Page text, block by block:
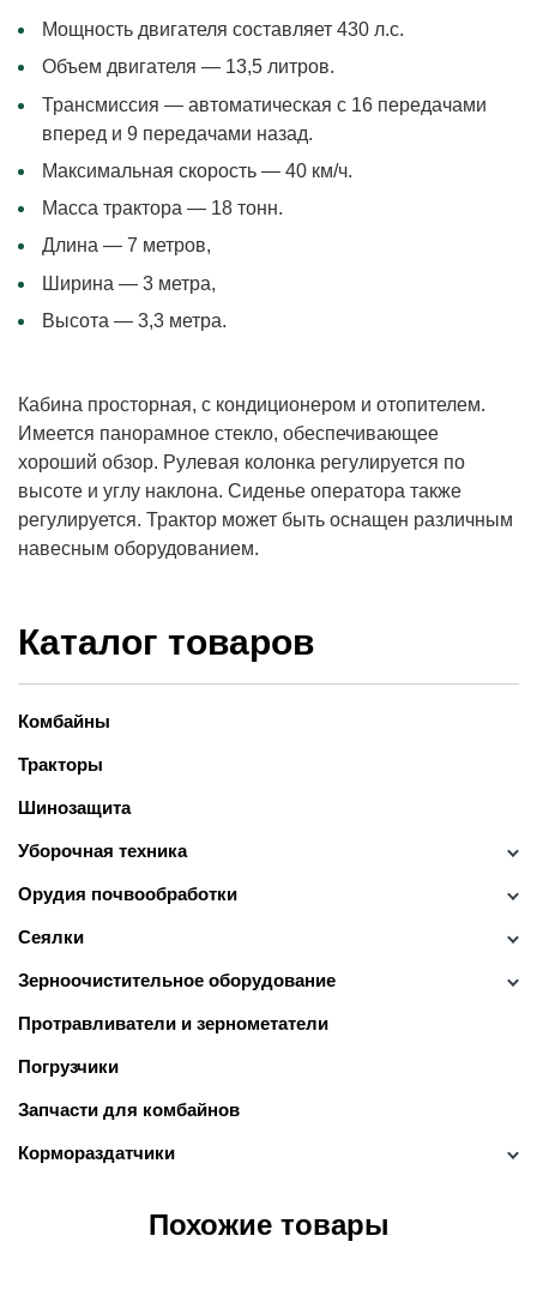
Каталог товаров
Комбайны
Тракторы
Шинозащита
Уборочная техника
Орудия почвообработки
Сеялки
Зерноочистительное оборудование
Протравливатели и зернометатели
Погрузчики
Запчасти для комбайнов
Кормораздатчики
Мощность двигателя составляет 430 л.с.
Объем двигателя — 13,5 литров.
Трансмиссия — автоматическая с 16 передачами
вперед и 9 передачами назад.
Максимальная скорость — 40 км/ч.
Масса трактора — 18 тонн.
Длина — 7 метров,
Ширина — 3 метра,
Высота — 3,3 метра.
Кабина просторная, с кондиционером и отопителем.
Имеется панорамное стекло, обеспечивающее
хороший обзор. Рулевая колонка регулируется по
высоте и углу наклона. Сиденье оператора также
регулируется. Трактор может быть оснащен различным
навесным оборудованием.
Похожие товары